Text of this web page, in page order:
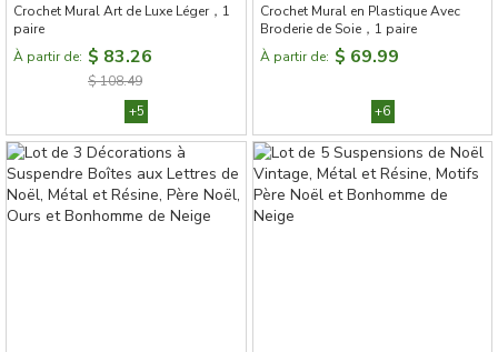
Crochet Mural Art de Luxe Léger，1
paire
À partir de: $ 83.26
$ 108.49
+5
Crochet Mural en Plastique Avec
Broderie de Soie，1 paire
À partir de: $ 69.99
+6